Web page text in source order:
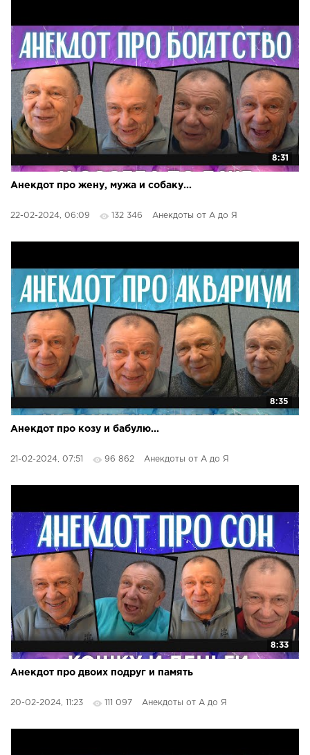
8:31
Анекдот про жену, мужа и собаку...
22-02-2024, 06:09 132 346 Анекдоты от А до Я
8:35
Анекдот про козу и бабулю...
21-02-2024, 07:51 96 862 Анекдоты от А до Я
8:33
Анекдот про двоих подруг и память
20-02-2024, 11:23 111 097 Анекдоты от А до Я